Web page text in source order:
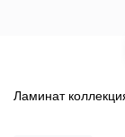
Ламинат